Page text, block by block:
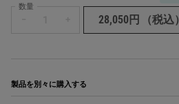
数量
28,050円 （税込）
製品を別々に購入する